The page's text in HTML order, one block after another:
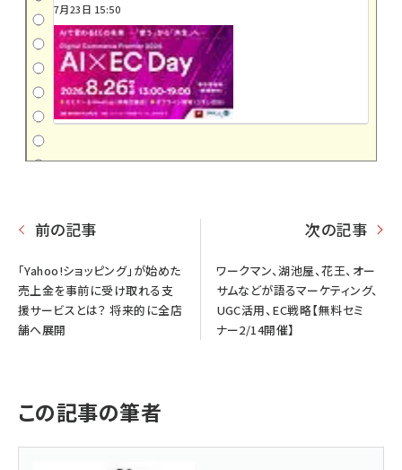
7月23日 15:50
前の記事
「Yahoo!ショッピング」が始めた
売上金を事前に受け取れる支
援サービスとは？ 将来的に全店
舗へ展開
次の記事
ワークマン、湖池屋、花王、オー
サムなどが語るマーケティング、
UGC活用、EC戦略【無料セミ
ナー2/14開催】
この記事の筆者